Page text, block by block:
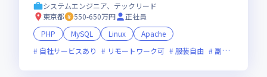
システムエンジニア、テックリード
東京都
550-650万円
正社員
PHP
MySQL Linux
Apache
自社サービスあり
リモートワーク可 服装自由 副業可